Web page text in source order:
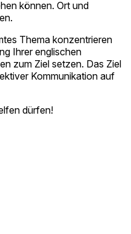
können. Ort und
Thema konzentrieren
Ihrer englischen
zum Ziel setzen. Das Ziel
Kommunikation auf
dürfen!